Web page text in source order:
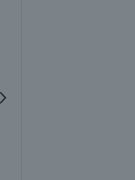
Ultra Absorbente 6 un.